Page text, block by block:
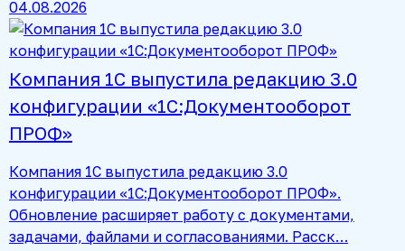
04.08.2026
Компания 1С выпустила редакцию 3.0
конфигурации «1С:Документооборот
ПРОФ»
Компания 1С выпустила редакцию 3.0
конфигурации «1С:Документооборот ПРОФ».
Обновление расширяет работу с документами,
задачами, файлами и согласованиями. Расск…